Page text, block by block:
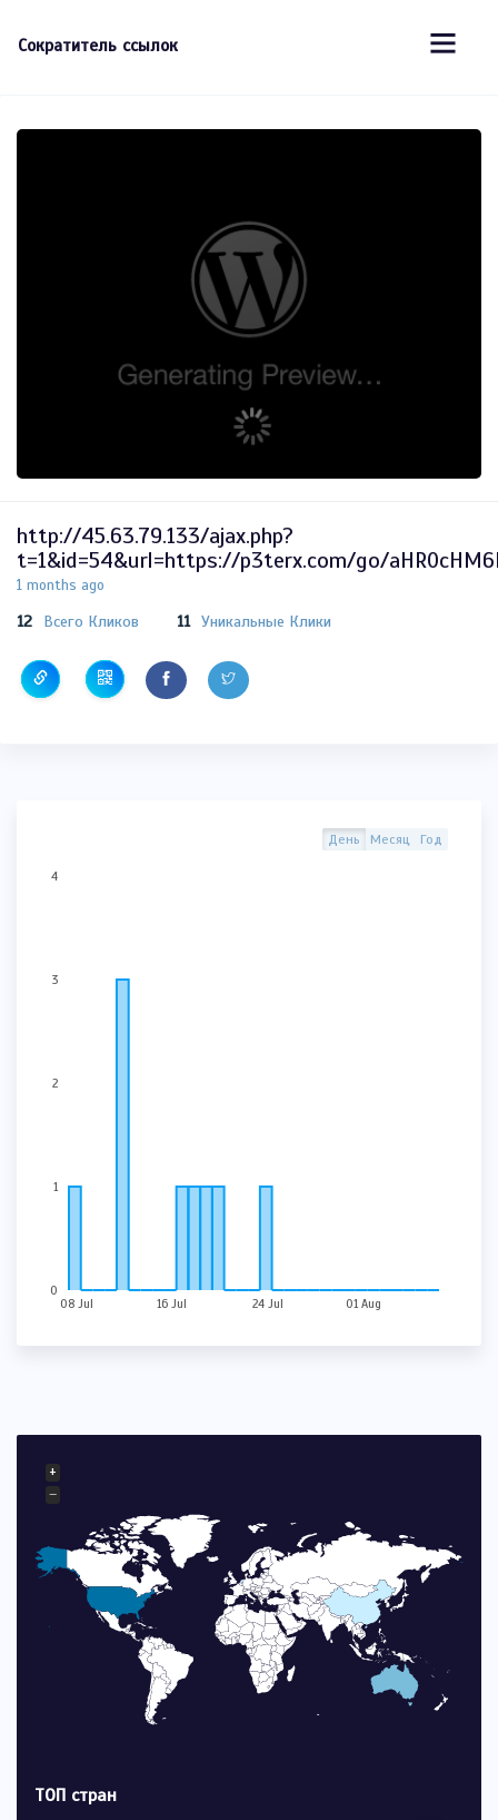
Сократитель ссылок
http://45.63.79.133/ajax.php?
t=1&id=54&url=https://p3terx.com/go/
1 months ago
12 Всего Кликов 11 Уникальные Клики
День Месяц Год
08 Jul 16 Jul 24 Jul 01 Aug
0
1
2
3
4
+
−
ТОП стран